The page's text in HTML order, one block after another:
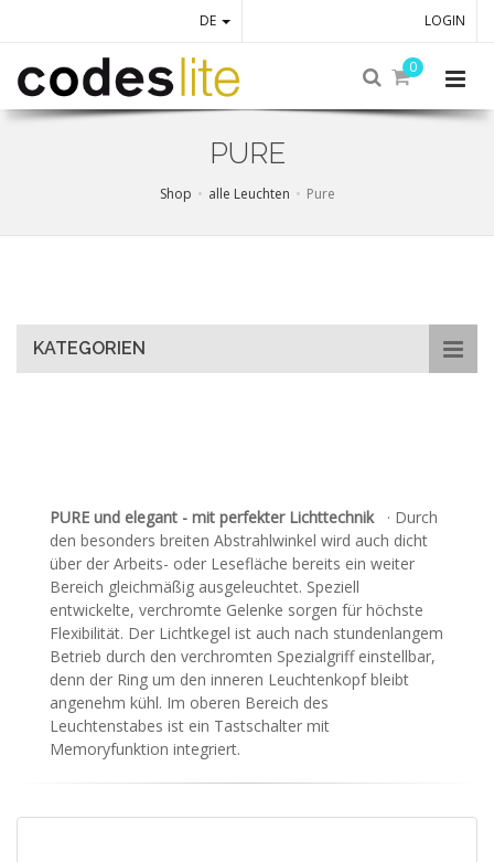
LOGIN
DE
0
PURE
Shop alle Leuchten Pure
KATEGORIEN
PURE und elegant - mit perfekter Lichttechnik
· Durch
den besonders breiten Abstrahlwinkel wird auch dicht
über der Arbeits- oder Lesefläche bereits ein weiter
Bereich gleichmäßig ausgeleuchtet. Speziell
entwickelte, verchromte Gelenke sorgen für höchste
Flexibilität. Der Lichtkegel ist auch nach stundenlangem
Betrieb durch den verchromten Spezialgriff einstellbar,
denn der Ring um den inneren Leuchtenkopf bleibt
angenehm kühl. Im oberen Bereich des
Leuchtenstabes ist ein Tastschalter mit
Memoryfunktion integriert.